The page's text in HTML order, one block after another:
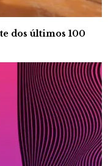
dos últimos 100